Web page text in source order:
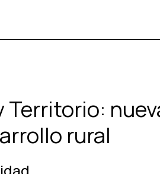
Territorio:
rural